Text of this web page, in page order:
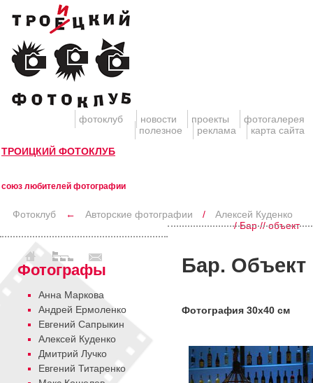
фотоклуб новости проекты
фотогалерея
полезное
реклама
карта сайта
ТРОИЦКИЙ ФОТОКЛУБ
союз любителей фотографии
Фотоклуб ← Авторские фотографии /
Алексей Куденко
/ Бар // объект
Фотографы
Анна Маркова
Андрей Ермоленко
Евгений Сапрыкин
Алексей Куденко
Дмитрий Лучко
Евгений Титаренко
Бар. Объект
Фотография 30х40 см